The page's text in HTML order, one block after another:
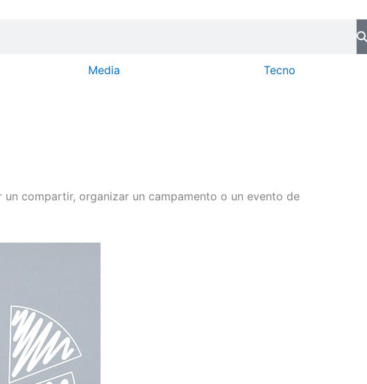
Media
Tecno
compartir, organizar un campamento o un evento de